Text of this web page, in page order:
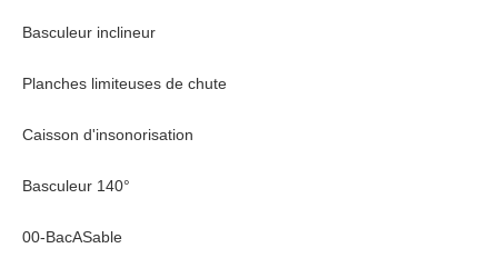
Basculeur inclineur
Planches limiteuses de chute
Caisson d'insonorisation
Basculeur 140°
00-BacASable